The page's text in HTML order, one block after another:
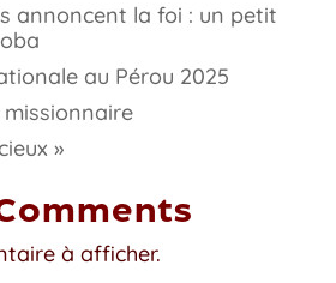
annoncent la foi : un petit
au Pérou 2025
»
à afficher.